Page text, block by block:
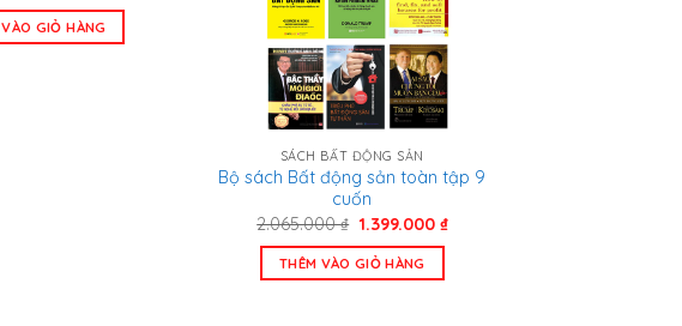
là:
450.000 ₫.là:
GIỎ HÀNG
SÁCH BẤT ĐỘNG SẢN
Bộ sách Bất động sản toàn tập 9
cuốn
2.065.000₫ Giá
là:
2.065.000 ₫.
1.399.000 ₫Giá
THÊM VÀO GIỎ HÀNG